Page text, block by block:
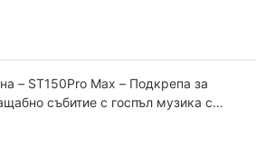
– ST150Pro Max – Подкрепа за
събитие с госпъл музика с